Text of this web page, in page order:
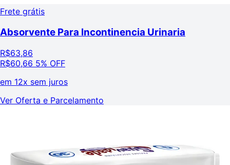
Frete grátis
Absorvente Para Incontinencia Urinaria
R$63,86
R$60,66 5% OFF
em 12x sem juros
Ver Oferta e Parcelamento